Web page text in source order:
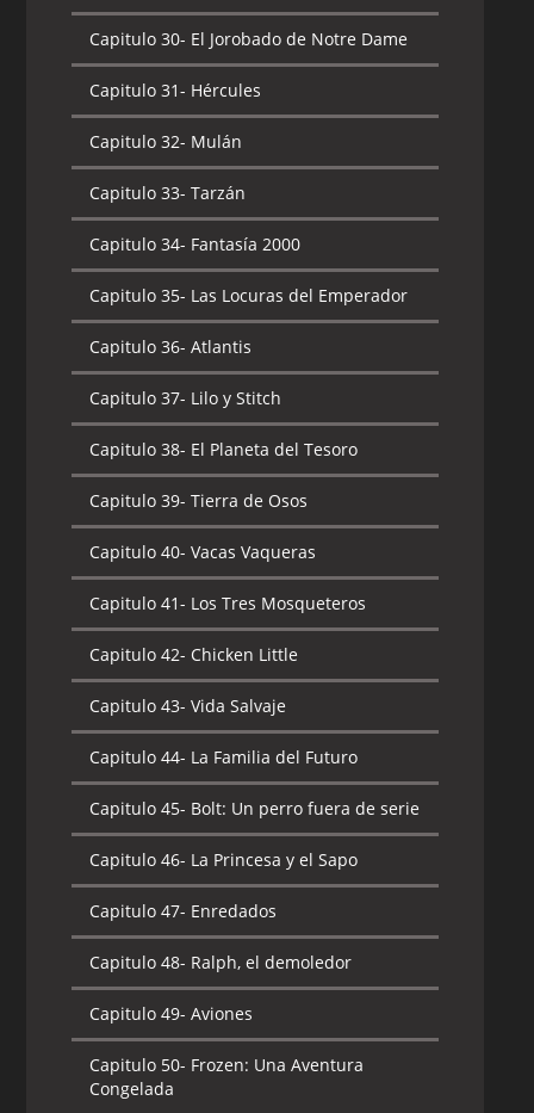
Capitulo 30- El Jorobado de Notre Dame
Capitulo 31- Hércules
Capitulo 32- Mulán
Capitulo 33- Tarzán
Capitulo 34- Fantasía 2000
Capitulo 35- Las Locuras del Emperador
Capitulo 36- Atlantis
Capitulo 37- Lilo y Stitch
Capitulo 38- El Planeta del Tesoro
Capitulo 39- Tierra de Osos
Capitulo 40- Vacas Vaqueras
Capitulo 41- Los Tres Mosqueteros
Capitulo 42- Chicken Little
Capitulo 43- Vida Salvaje
Capitulo 44- La Familia del Futuro
Capitulo 45- Bolt: Un perro fuera de serie
Capitulo 46- La Princesa y el Sapo
Capitulo 47- Enredados
Capitulo 48- Ralph, el demoledor
Capitulo 49- Aviones
Capitulo 50- Frozen: Una Aventura
Congelada